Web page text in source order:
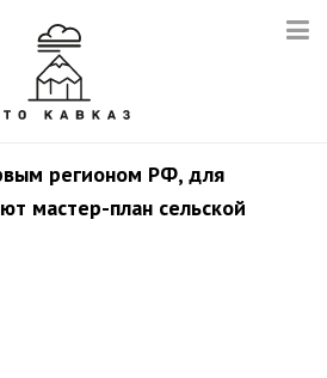
регионом РФ, для
мастер-план сельской